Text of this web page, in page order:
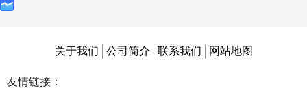
关于我们 公司简介 联系我们 网站地图
友情链接：